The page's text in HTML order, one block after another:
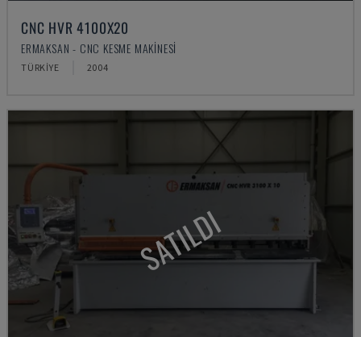
CNC HVR 4100X20
ERMAKSAN - CNC KESME MAKINESI
TÜRKIYE 2004
SATILDI